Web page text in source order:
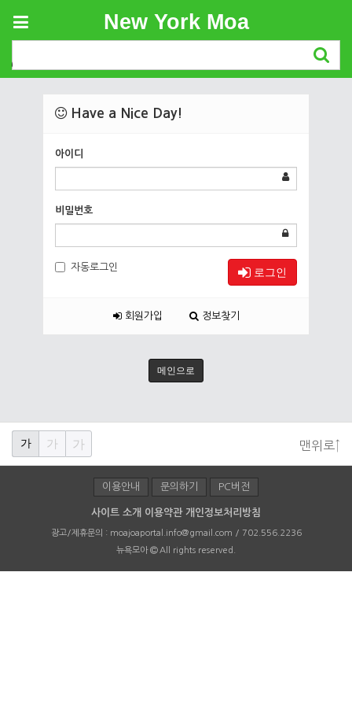
New York Moa
Have a Nice Day!
아이디
비밀번호
자동로그인 로그인
회원가입 정보찾기
메인으로
맨위로↑
가 가 가
이용안내 문의하기 PC버전
사이트 소개 이용약관 개인정보처리방침
광고/제휴문의 : moajoaportal.info@gmail.com / 702.556.2236
뉴욕모아
All rights reserved.